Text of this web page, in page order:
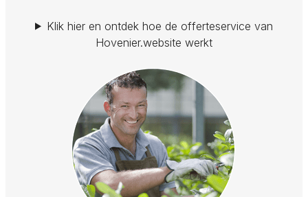
Klik hier en ontdek hoe de offerteservice van
Hovenier.website werkt